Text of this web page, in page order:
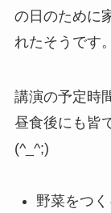
の日のために
れたそうです
講演の予定時
昼食後にも皆
(^_^;)
野菜をつ